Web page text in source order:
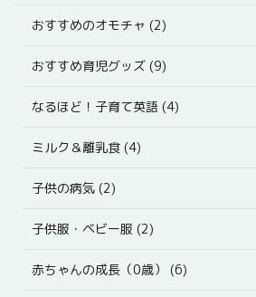
おすすめのオモチャ (2)
おすすめ育児グッズ (9)
なるほど！子育て英語 (4)
ミルク＆離乳食 (4)
子供の病気 (2)
子供服・ベビー服 (2)
赤ちゃんの成長（0歳） (6)